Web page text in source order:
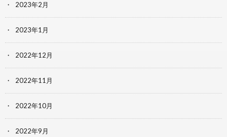
2023年2月
2023年1月
2022年12月
2022年11月
2022年10月
2022年9月